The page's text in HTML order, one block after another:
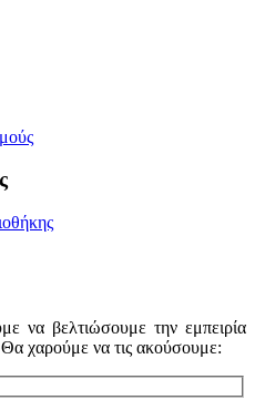
να βελτιώσουμε την εμπειρία
χαρούμε να τις ακούσουμε: